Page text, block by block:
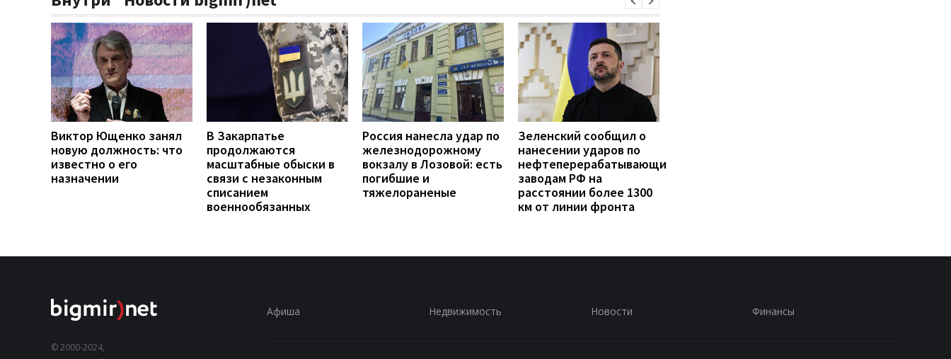
Виктор Ющенко занял
новую должность: что
известно о его
назначении
В Закарпатье
продолжаются
масштабные обыски в
связи с незаконным
списанием
военнообязанных
Россия нанесла удар по
железнодорожному
вокзалу в Лозовой: есть
погибшие и
тяжелораненые
Зеленский сообщил о
нанесении ударов по
нефтеперерабатывающим
заводам РФ на
расстоянии более 1300
км от линии фронта
© 2000-2024,
Афиша Недвижимость Новости Финансы